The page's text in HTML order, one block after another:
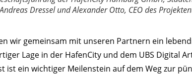
Dressel und Alexander Otto, CEO des
wir gemeinsam mit unseren Partnern ein
Lage in der HafenCity und dem UBS Digital
ist ein wichtiger Meilenstein auf dem Weg zur